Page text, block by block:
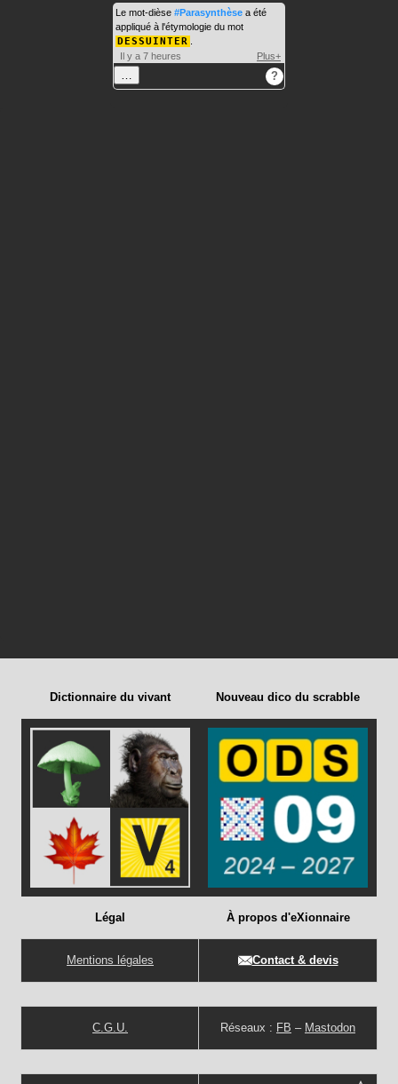
Le mot-dièse #Parasynthèse a été
appliqué à l'étymologie du mot
DESSUINTER
Il y a 7 heures
Plus+
… ?
Dictionnaire du vivant Nouveau dico du scrabble
Légal
Mentions légales
C.G.U.
À propos d'eXionnaire
Contact & devis
Réseaux : FB – Mastodon